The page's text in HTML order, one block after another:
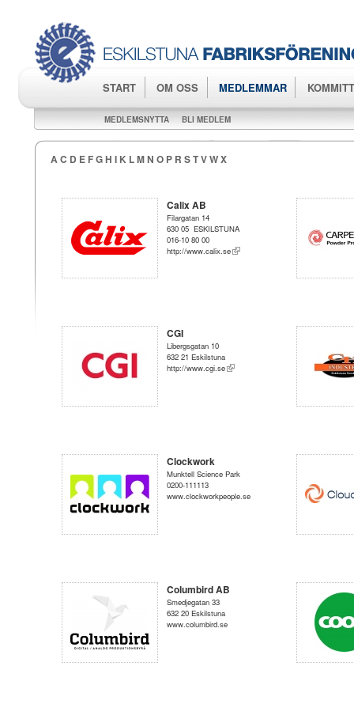
START OM OSS MEDLEMMAR
MEDLEMSNYTTA BLI MEDLEM
AC D E FGH I K LMN O P R STVWX
Calix AB
Filargatan 14
630 05 ESKILSTUNA
016-10 80 00
http://www.calix.se
CGI
Libergsgatan 10
632 21 Eskilstuna
http://www.cgi.se
Clockwork
Munktell Science Park
0200-111113
www.clockworkpeople.se
Columbird AB
Smedjegatan 33
632 20 Eskilstuna
www.columbird.se